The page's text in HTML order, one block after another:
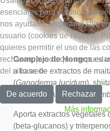
Complejo de Hongoses
a base de extractos de
(Ganoderma lucidum),
astrágalo (
Astragalus
Aporta extractos vegetales
(beta-glucanos) y
esenciales para el
nos ayudan a mejorar el sitio
usuario (cookies de rastreo).
quieres permitir el uso de las
rechazas, puede que no
del sitio web.
De acuerdo
Rechazar
Más